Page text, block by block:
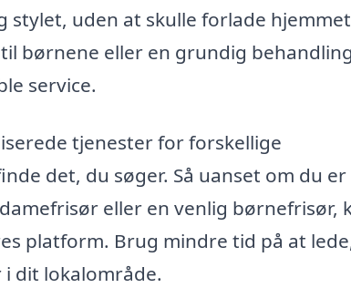
stylet, uden at skulle forlade
børnene eller en grundig
service.
tjenester for forskellige
det, du søger. Så uanset om du er
eller en venlig børnefrisør,
platform. Brug mindre tid på at
dit lokalområde.